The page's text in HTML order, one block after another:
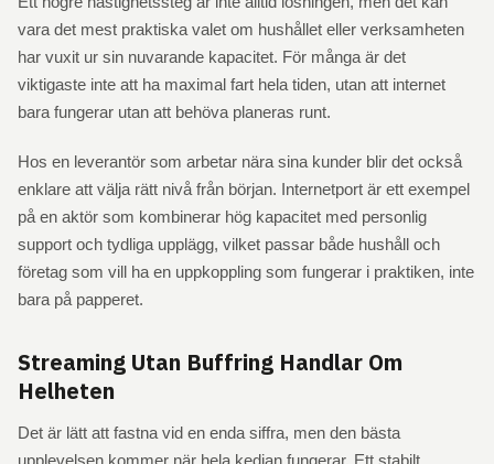
vara det mest praktiska valet om hushållet eller verksamheten
har vuxit ur sin nuvarande kapacitet. För många är det
viktigaste inte att ha maximal fart hela tiden, utan att internet
bara fungerar utan att behöva planeras runt.
Hos en leverantör som arbetar nära sina kunder blir det också
enklare att välja rätt nivå från början. Internetport är ett exempel
på en aktör som kombinerar hög kapacitet med personlig
support och tydliga upplägg, vilket passar både hushåll och
företag som vill ha en uppkoppling som fungerar i praktiken, inte
bara på papperet.
Streaming Utan Buffring Handlar Om
Helheten
Det är lätt att fastna vid en enda siffra, men den bästa
upplevelsen kommer när hela kedjan fungerar. Ett stabilt